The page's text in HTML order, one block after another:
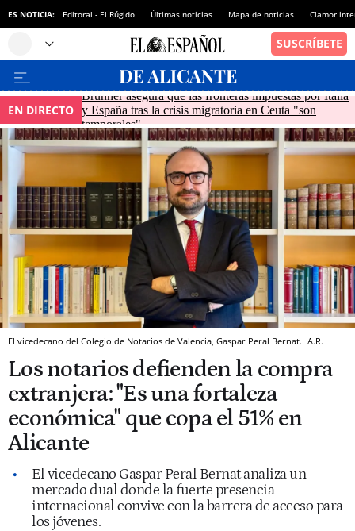
ES NOTICIA: Editoral - El Rúgido Últimas noticias Mapa de noticias Clamor
EN DIRECTO
Brunner asegura que las fronteras impuestas por Italia
y España tras la crisis migratoria en Ceuta "son
temporales"
El vicedecano del Colegio de Notarios de Valencia, Gaspar Peral Bernat. A.R.
Los notarios defienden la compra
extranjera: "Es una fortaleza
económica" que copa el 51% en
Alicante
El vicedecano Gaspar Peral Bernat analiza un
mercado dual donde la fuerte presencia
internacional convive con la barrera de acceso para
los jóvenes.